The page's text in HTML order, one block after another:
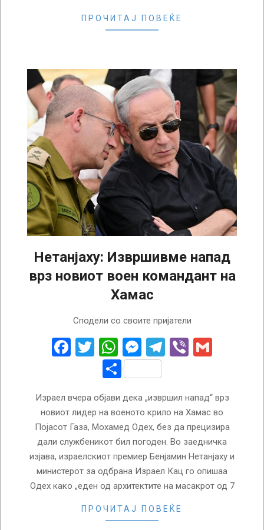
ПРОЧИТАЈ ПОВЕЌЕ
Нетанјаху: Извршивме напад
врз новиот воен командант на
Хамас
Сподели со своите пријатели
Facebook
Twitter
WhatsApp
Messenger
Telegram
Viber
Share
Израел вчера објави дека „извршил напад“ врз
новиот лидер на военото крило на Хамас во
Појасот Газа, Мохамед Одех, без да прецизира
дали службеникот бил погоден. Во заедничка
изјава, израелскиот премиер Бенјамин Нетанјаху и
министерот за одбрана Израел Кац го опишаа
Одех како „еден од архитектите на масакрот од 7
ПРОЧИТАЈ ПОВЕЌЕ